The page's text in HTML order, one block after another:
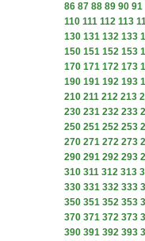
86 87 88 89 90 91
110 111 112 113
130 131 132 133
150 151 152 153
170 171 172 173
190 191 192 193
210 211 212 213
230 231 232 233
250 251 252 253
270 271 272 273
290 291 292 293
310 311 312 313
330 331 332 333
350 351 352 353
370 371 372 373
390 391 392 393